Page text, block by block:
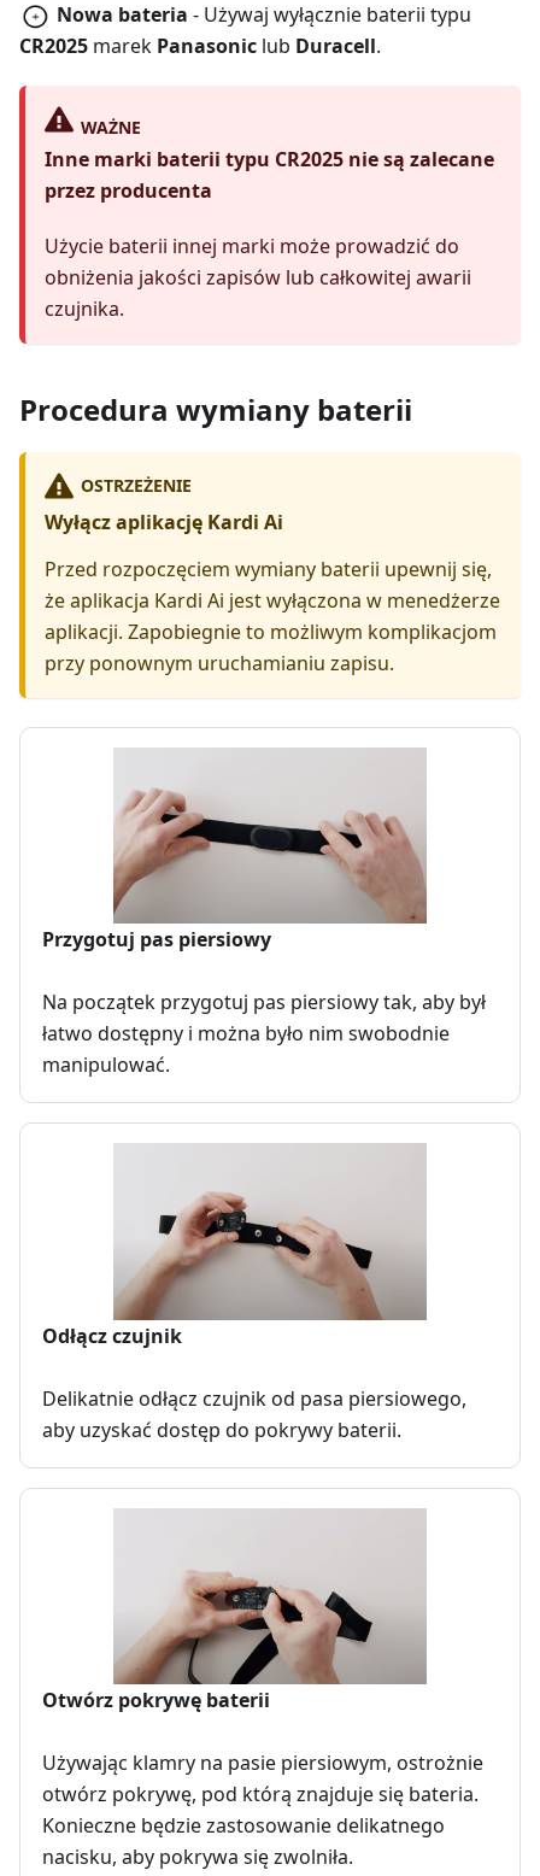
Nowa bateria - Używaj wyłącznie baterii typu
CR2025 marek Panasonic lub Duracell.
WAŻNE
Inne marki baterii typu CR2025 nie są zalecane
przez producenta
Użycie baterii innej marki może prowadzić do
obniżenia jakości zapisów lub całkowitej awarii
czujnika.
Procedura wymiany baterii
OSTRZEŻENIE
Wyłącz aplikację Kardi Ai
Przed rozpoczęciem wymiany baterii upewnij się,
że aplikacja Kardi Ai jest wyłączona w menedżerze
aplikacji. Zapobiegnie to możliwym komplikacjom
przy ponownym uruchamianiu zapisu.
Przygotuj pas piersiowy
Na początek przygotuj pas piersiowy tak, aby był
łatwo dostępny i można było nim swobodnie
manipulować.
Odłącz czujnik
Delikatnie odłącz czujnik od pasa piersiowego,
aby uzyskać dostęp do pokrywy baterii.
Otwórz pokrywę baterii
Używając klamry na pasie piersiowym, ostrożnie
otwórz pokrywę, pod którą znajduje się bateria.
Konieczne będzie zastosowanie delikatnego
nacisku, aby pokrywa się zwolniła.